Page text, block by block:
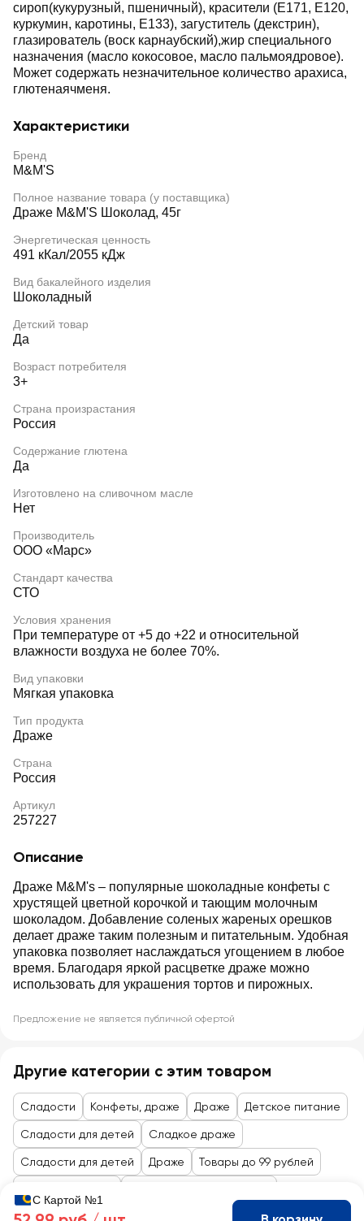
сироп(кукурузный, пшеничный), красители (Е171, Е120,
куркумин, каротины, Е133), загуститель (декстрин),
глазирователь (воск карнаубский),жир специального
назначения (масло кокосовое, масло пальмоядровое).
Может содержать незначительное количество арахиса,
глютенаячменя.
Характеристики
Бренд
M&M'S
Полное название товара (у поставщика)
Драже M&M'S Шоколад, 45г
Энергетическая ценность
491 кКал/2055 кДж
Вид бакалейного изделия
Шоколадный
Детский товар
Да
Возраст потребителя
3+
Страна произрастания
Россия
Содержание глютена
Да
Изготовлено на сливочном масле
Нет
Производитель
ООО «Марс»
Стандарт качества
СТО
Условия хранения
При температуре от +5 до +22 и относительной
влажности воздуха не более 70%.
Вид упаковки
Мягкая упаковка
Тип продукта
Драже
Страна
Россия
Артикул
257227
Описание
Драже M&M's – популярные шоколадные конфеты с
хрустящей цветной корочкой и тающим молочным
шоколадом. Добавление соленых жареных орешков
делает драже таким полезным и питательным. Удобная
упаковка позволяет наслаждаться угощением в любое
время. Благодаря яркой расцветке драже можно
использовать для украшения тортов и пирожных.
Предложение не является публичной офертой
Другие категории с этим товаром
Сладости Конфеты, драже Драже Детское питание
Сладости для детей Сладкое драже
Сладости для детей Драже Товары до 99 рублей
С Картой №1